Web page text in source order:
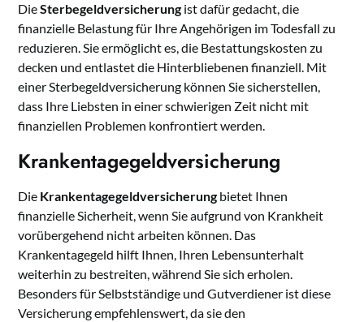
DieSterbegeldversicherung ist dafür gedacht, die
finanzielle Belastung für Ihre Angehörigen im Todesfall zu
reduzieren. Sie ermöglicht es, die Bestattungskosten zu
decken und entlastet die Hinterbliebenen finanziell. Mit
einer Sterbegeldversicherung können Sie sicherstellen,
dass Ihre Liebsten in einer schwierigen Zeit nicht mit
finanziellen Problemen konfrontiert werden.
Krankentagegeldversicherung
Die Krankentagegeldversicherung bietet Ihnen
finanzielle Sicherheit, wenn Sie aufgrund von Krankheit
vorübergehend nicht arbeiten können. Das
Krankentagegeld hilft Ihnen, Ihren Lebensunterhalt
weiterhin zu bestreiten, während Sie sich erholen.
Besonders für Selbstständige und Gutverdiener ist diese
Versicherung empfehlenswert, da sie den